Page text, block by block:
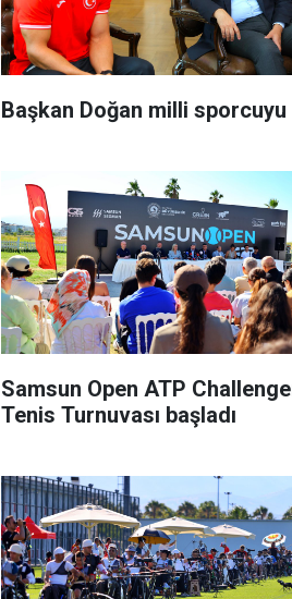
Başkan Doğan milli sporcuyu
Samsun Open ATP
Tenis Turnuvası başladı